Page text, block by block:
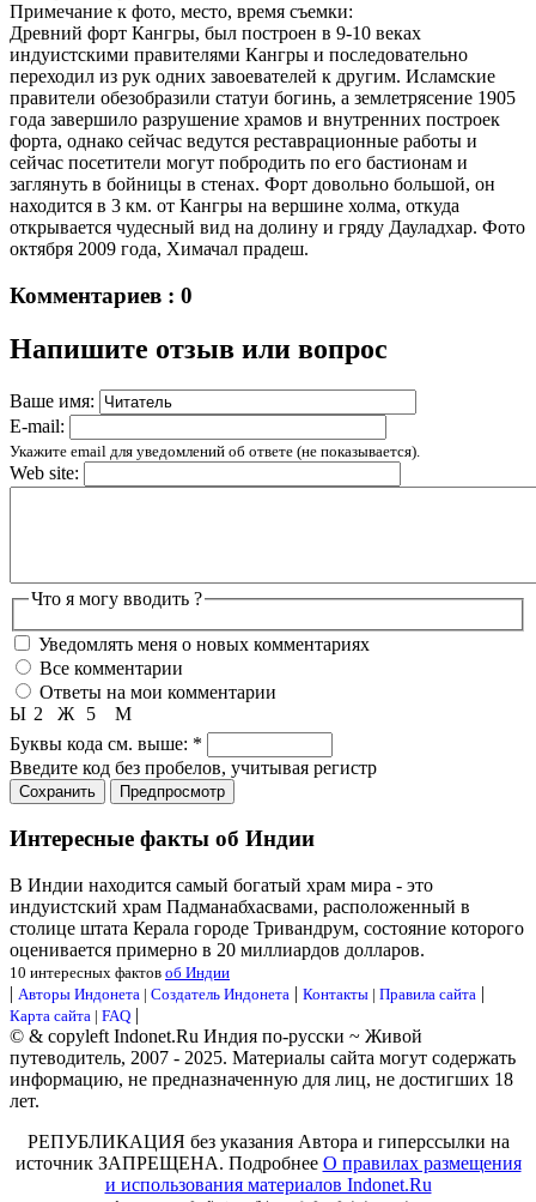
Примечание к фото, место, время съемки:
Древний форт Кангры, был построен в 9-10 веках
индуистскими правителями Кангры и последовательно
переходил из рук одних завоевателей к другим. Исламские
правители обезобразили статуи богинь, а землетрясение 1905
года завершило разрушение храмов и внутренних построек
форта, однако сейчас ведутся реставрационные работы и
сейчас посетители могут побродить по его бастионам и
заглянуть в бойницы в стенах. Форт довольно большой, он
находится в 3 км. от Кангры на вершине холма, откуда
открывается чудесный вид на долину и гряду Дауладхар. Фото
октября 2009 года, Химачал прадеш.
Комментариев : 0
Напишите отзыв или вопрос
Ваше имя:
E-mail:
Укажите email для уведомлений об ответе (не показывается).
Web site:
Что я могу вводить ?
Уведомлять меня о новых комментариях
Все комментарии
Ответы на мои комментарии
Ы 2 Ж М
5
Буквы кода см. выше: *
Введите код без пробелов, учитывая регистр
Интересные факты об Индии
В Индии находится самый богатый храм мира - это
индуистский храм Падманабхасвами, расположенный в
столице штата Керала городе Тривандрум, состояние которого
оценивается примерно в 20 миллиардов долларов.
10 интересных фактов об Индии
| Авторы Индонета | Создатель Индонета | Контакты | Правила сайта |
Карта сайта | FAQ |
© & copyleft Indonet.Ru Индия по-русски ~ Живой
путеводитель, 2007 - 2025. Материалы сайта могут содержать
информацию, не предназначенную для лиц, не достигших 18
лет.
РЕПУБЛИКАЦИЯ без указания Автора и гиперссылки на
источник ЗАПРЕЩЕНА. Подробнее О правилах размещения
и использования материалов Indonet.Ru